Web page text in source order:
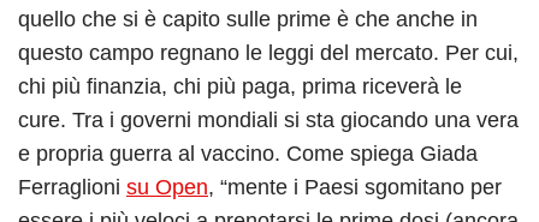
quello che si è capito sulle prime è che anche in
questo campo regnano le leggi del mercato. Per cui,
chi più finanzia, chi più paga, prima riceverà le
cure. Tra i governi mondiali si sta giocando una vera
e propria guerra al vaccino. Come spiega Giada
Ferraglioni su Open, “mente i Paesi sgomitano per